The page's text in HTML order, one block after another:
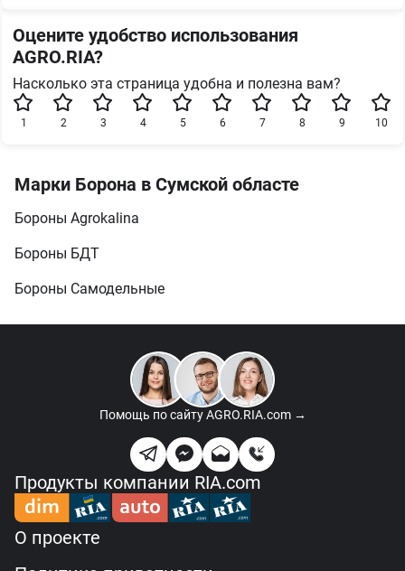
Оцените удобство использования
AGRO.RIA?
Насколько эта страница удобна и полезна вам?
10
9
8
7
6
5
4
3
2
1
Марки Борона в Сумской областе
Бороны Agrokalina
Бороны БДТ
Бороны Самодельные
Помощь по сайтуAGRO.RIA.com →
Продукты компании RIA.com
О проекте